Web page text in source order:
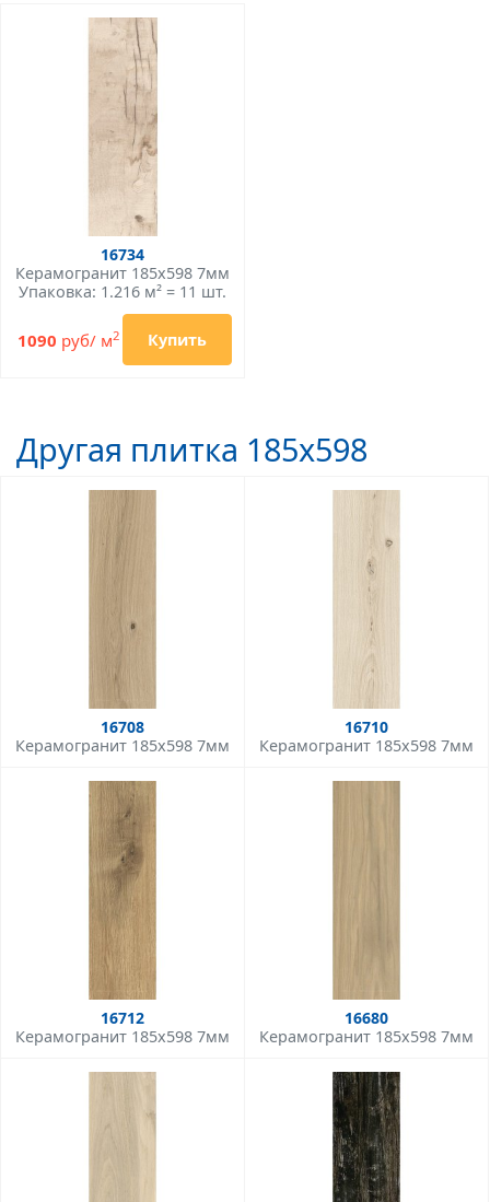
16734
Керамогранит 185x598 7мм
Упаковка: 1.216 м² = 11 шт.
1090 руб/ м2 Купить
Другая плитка 185x598
16708
Керамогранит 185x598 7мм
16710
Керамогранит 185x598 7мм
16712
Керамогранит 185x598 7мм
16680
Керамогранит 185x598 7мм